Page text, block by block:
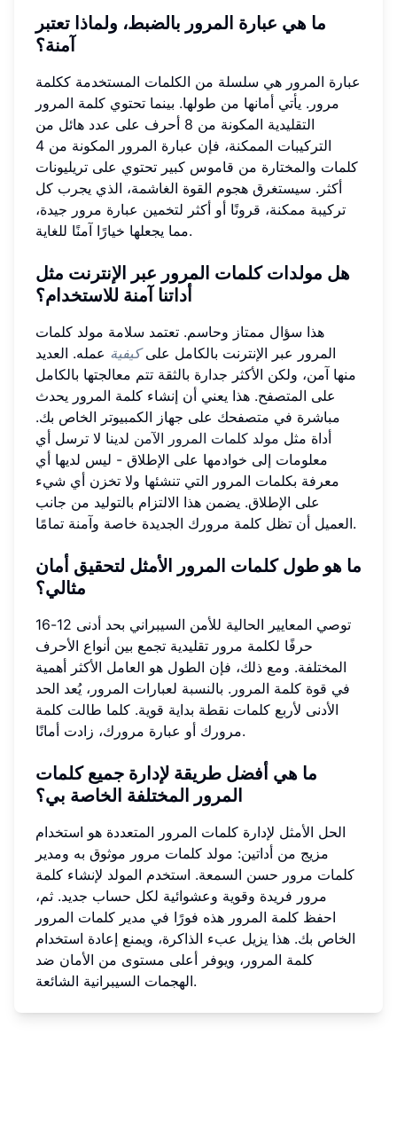
ما هي عبارة المرور بالضبط، ولماذا تعتبر
آمنة؟
عبارة المرور هي سلسلة من الكلمات المستخدمة ككلمة
مرور. يأتي أمانها من طولها. بينما تحتوي كلمة المرور
التقليدية المكونة من 8 أحرف على عدد هائل من
التركيبات الممكنة، فإن عبارة المرور المكونة من 4
كلمات والمختارة من قاموس كبير تحتوي على تريليونات
أكثر. سيستغرق هجوم القوة الغاشمة، الذي يجرب كل
تركيبة ممكنة، قرونًا أو أكثر لتخمين عبارة مرور جيدة،
مما يجعلها خيارًا آمنًا للغاية.
هل مولدات كلمات المرور عبر الإنترنت مثل
أداتنا آمنة للاستخدام؟
هذا سؤال ممتاز وحاسم. تعتمد سلامة مولد كلمات
المرور عبر الإنترنت بالكامل علىكيفية عمله. العديد
منها آمن، ولكن الأكثر جدارة بالثقة تتم معالجتها بالكامل
على المتصفح. هذا يعني أن إنشاء كلمة المرور يحدث
مباشرة في متصفحك على جهاز الكمبيوتر الخاص بك.
أداة مثل مولد كلمات المرور الآمن لدينا لا ترسل أي
معلومات إلى خوادمها على الإطلاق - ليس لديها أي
معرفة بكلمات المرور التي تنشئها ولا تخزن أي شيء
على الإطلاق. يضمن هذا الالتزام بالتوليد من جانب
العميل أن تظل كلمة مرورك الجديدة خاصة وآمنة تمامًا.
ما هو طول كلمات المرور الأمثل لتحقيق أمان
مثالي؟
توصي المعايير الحالية للأمن السيبراني بحد أدنى 12-16
حرفًا لكلمة مرور تقليدية تجمع بين أنواع الأحرف
المختلفة. ومع ذلك، فإن الطول هو العامل الأكثر أهمية
في قوة كلمة المرور. بالنسبة لعبارات المرور، يُعد الحد
الأدنى لأربع كلمات نقطة بداية قوية. كلما طالت كلمة
مرورك أو عبارة مرورك، زادت أمانًا.
ما هي أفضل طريقة لإدارة جميع كلمات
المرور المختلفة الخاصة بي؟
الحل الأمثل لإدارة كلمات المرور المتعددة هو استخدام
مزيج من أداتين: مولد كلمات مرور موثوق به ومدير
كلمات مرور حسن السمعة. استخدم المولد لإنشاء كلمة
مرور فريدة وقوية وعشوائية لكل حساب جديد. ثم،
احفظ كلمة المرور هذه فورًا في مدير كلمات المرور
الخاص بك. هذا يزيل عبء الذاكرة، ويمنع إعادة استخدام
كلمة المرور، ويوفر أعلى مستوى من الأمان ضد
الهجمات السيبرانية الشائعة.